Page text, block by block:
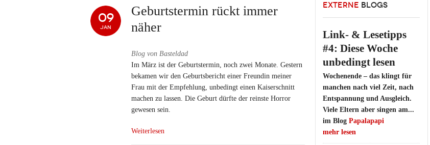
Geburtstermin rückt immer
näher
Blog von Basteldad
Im März ist der Geburtstermin, noch zwei Monate. Gestern
bekamen wir den Geburtsbericht einer Freundin meiner
Frau mit der Empfehlung, unbedingt einen Kaiserschnitt
machen zu lassen. Die Geburt dürfte der reinste Horror
gewesen sein.
Weiterlesen
09
JAN
EXTERNE BLOGS
Link- & Lesetipps
#4: Diese Woche
unbedingt lesen
Wochenende – das klingt für
manchen nach viel Zeit, nach
Entspannung und Ausgleich.
Viele Eltern aber singen am...
im Blog Papalapapi
mehr lesen